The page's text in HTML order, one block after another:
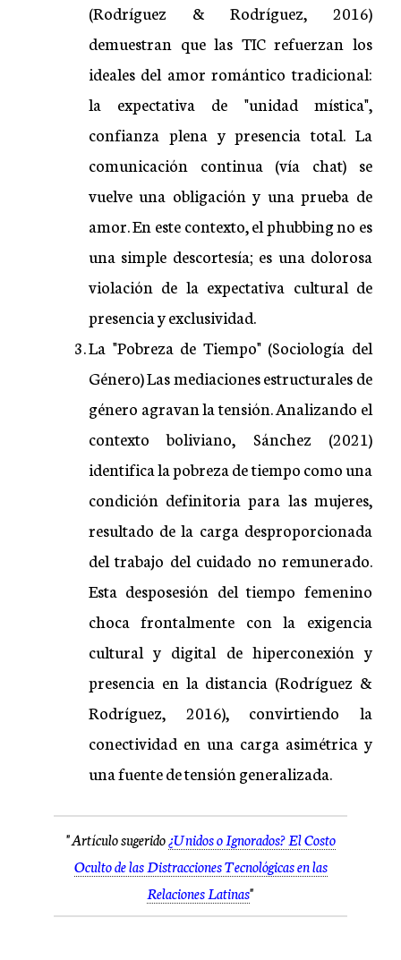
(Rodríguez & Rodríguez, 2016)
demuestran que las TIC refuerzan los
ideales del amor romántico tradicional:
la expectativa de "unidad mística",
confianza plena y presencia total. La
comunicación continua (vía chat) se
vuelve una obligación y una prueba de
amor. En este contexto, el phubbing no es
una simple descortesía; es una dolorosa
violación de la expectativa cultural de
presencia y exclusividad.
La "Pobreza de Tiempo" (Sociología del
Género) Las mediaciones estructurales de
género agravan la tensión. Analizando el
contexto boliviano, Sánchez (2021)
identifica la pobreza de tiempo como una
condición definitoria para las mujeres,
resultado de la carga desproporcionada
del trabajo del cuidado no remunerado.
Esta desposesión del tiempo femenino
choca frontalmente con la exigencia
cultural y digital de hiperconexión y
presencia en la distancia (Rodríguez &
Rodríguez, 2016), convirtiendo la
conectividad en una carga asimétrica y
una fuente de tensión generalizada.
"Artículo sugerido¿Unidos o Ignorados? El Costo
Oculto de las Distracciones Tecnológicas en las
Relaciones Latinas"